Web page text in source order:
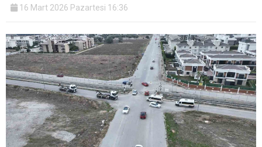
16 Mart 2026 Pazartesi 16:36